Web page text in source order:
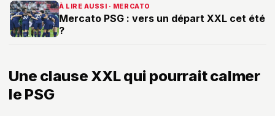
À LIRE AUSSI · MERCATO
Mercato PSG : vers un départ XXL cet été
?
Une clause XXL qui pourrait calmer
le PSG